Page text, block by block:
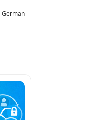
German